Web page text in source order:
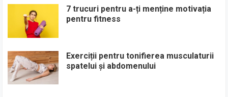
7 trucuri pentru a-ți menține motivația
pentru fitness
Exerciții pentru tonifierea musculaturii
spatelui și abdomenului